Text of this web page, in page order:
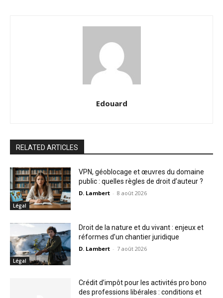
Edouard
RELATED ARTICLES
Légal
VPN, géoblocage et œuvres du domaine
public : quelles règles de droit d’auteur ?
D. Lambert - 8 août 2026
Légal
Droit de la nature et du vivant : enjeux et
réformes d’un chantier juridique
D. Lambert - 7 août 2026
Crédit d’impôt pour les activités pro bono
des professions libérales : conditions et